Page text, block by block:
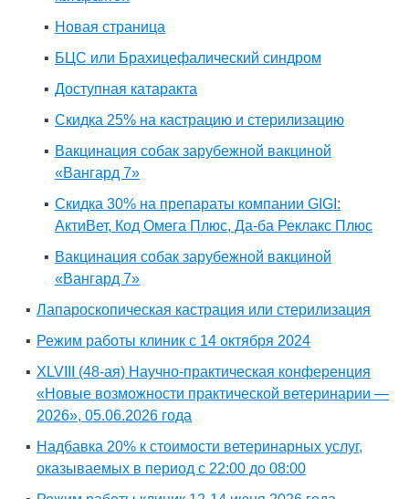
Новая страница
БЦС или Брахицефалический синдром
Доступная катаракта
Скидка 25% на кастрацию и стерилизацию
Вакцинация собак зарубежной вакциной
«Вангард 7»
Скидка 30% на препараты компании GIGI:
АктиВет, Код Омега Плюс, Да-ба Реклакс Плюс
Вакцинация собак зарубежной вакциной
«Вангард 7»
Лапароскопическая кастрация или стерилизация
Режим работы клиник с 14 октября 2024
XLVIII (48-ая) Научно-практическая конференция
«Новые возможности практической ветеринарии —
2026», 05.06.2026 года
Надбавка 20% к стоимости ветеринарных услуг,
оказываемых в период с 22:00 до 08:00